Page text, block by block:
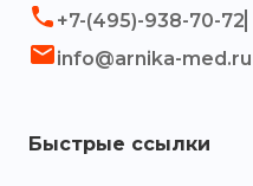
+7-(495)-938-70-72
info@arnika-med.ru
Быстрые ссылки